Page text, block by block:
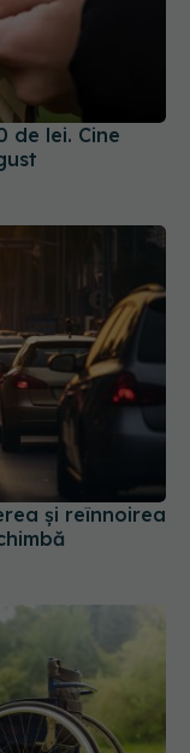
lei. Cine
și reînnoirea